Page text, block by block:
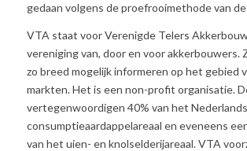
gedaan volgens de proefrooimethode van
VTA staat voor Verenigde Telers
vereniging van, door en voor akkerbouwers.
zo breed mogelijk informeren op het gebied
markten. Het is een non-profit organisatie.
vertegenwoordigen 40% van het
consumptieaardappelareaal en eveneens
van het uien- en knolselderijareaal. VTA